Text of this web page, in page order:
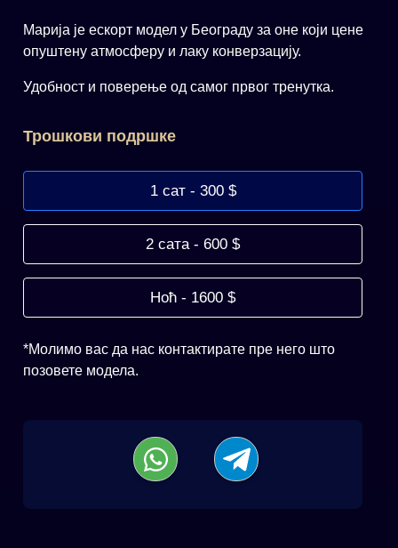
Марија је ескорт модел у Београду за оне који цене
опуштену атмосферу и лаку конверзацију.
Удобност и поверење од самог првог тренутка.
Трошкови подршке
1 сат - 300 $
2 сата - 600 $
Ноћ - 1600 $
*Молимо вас да нас контактирате пре него што
позовете модела.